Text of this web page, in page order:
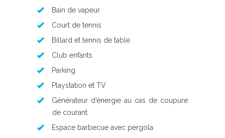
Bain de vapeur
Court de tennis
Billard et tennis de table
Club enfants
Parking
Playstation et TV
Générateur d’énergie au cas de coupure
de courant
Espace barbecue avec pergola